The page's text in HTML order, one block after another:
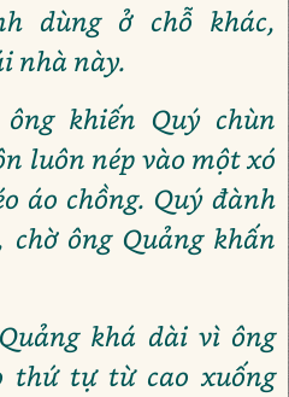
dùng ở chỗ khác,
nhà này.
khiến Quý chùn
luôn nép vào một xó
áo chồng. Quý đành
ông Quảng khấn
khá dài vì ông
thứ tự từ cao xuống